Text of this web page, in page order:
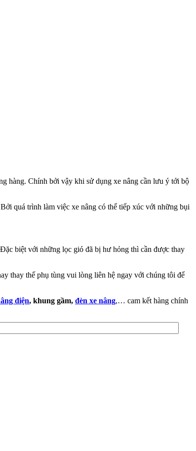
hàng. Chính bởi vậy khi sử dụng xe nâng cần lưu ý tới bộ
quá trình làm việc xe nâng có thể tiếp xúc với những bụi
biệt với những lọc gió đã bị hư hỏng thì cần được thay
thay thế phụ tùng vui lòng liên hệ ngay với chúng tôi để
điện, khung gầm, đèn xe nâng,… cam kết hàng chính